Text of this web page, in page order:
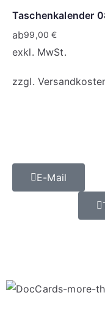
Taschenkalender
ab99,00€
exkl. MwSt.
zzgl.
E-Mail